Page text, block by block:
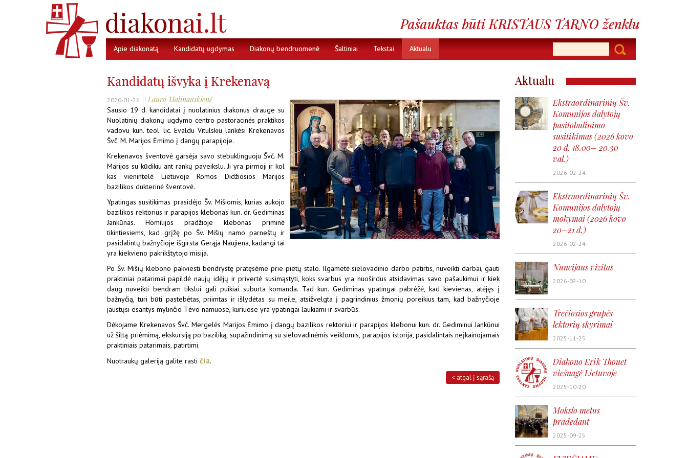
Apie diakonatą Kandidatų ugdymas Diakonų bendruomenė Šaltiniai Tekstai Aktualu
Kandidatų išvyka į Krekenavą
2020-01-26 || Laura Malinauskienė
Sausio 19 d. kandidatai į nuolatinius diakonus drauge su
Nuolatinių diakonų ugdymo centro pastoracinės praktikos
vadovu kun. teol. lic. Evaldu Vitulskiu lankėsi Krekenavos
Švč. M. Marijos Ėmimo į dangų parapijoje.
Krekenavos šventovė garsėja savo stebuklinguoju Švč. M.
Marijos su kūdikiu ant rankų paveikslu. Ji yra pirmoji ir kol
kas vienintelė Lietuvoje Romos Didžiosios Marijos
bazilikos dukterinė šventovė.
Ypatingas susitikimas prasidėjo Šv. Mišiomis, kurias aukojo
bazilikos rektorius ir parapijos klebonas kun. dr. Gediminas
Jankūnas. Homilijos pradžioje klebonas priminė
tikintiesiems, kad grįžę po Šv. Mišių namo parneštų ir
pasidalintų bažnyčioje išgirsta Gerąja Naujiena, kadangi tai
yra kiekvieno pakrikštytojo misija.
Po Šv. Mišių klebono pakviesti bendrystę pratęsėme prie pietų stalo. Ilgametė sielovadinio darbo patirtis, nuveikti darbai, gauti
praktiniai patarimai papildė naujų idėjų ir privertė susimąstyti, koks svarbus yra nuoširdus atsidavimas savo pašaukimui ir kiek
daug nuveikti bendram tikslui gali puikiai suburta komanda. Tad kun. Gediminas ypatingai pabrėžė, kad kievienas, atėjęs į
bažnyčią, turi būti pastebėtas, priimtas ir išlydėtas su meile, atsižvelgta į pagrindinius žmonių poreikius tam, kad bažnyčioje
jaustųsi esantys mylinčio Tėvo namuose, kuriuose yra ypatingai laukiami ir svarbūs.
Dėkojame Krekenavos Švč. Mergelės Marijos Ėmimo į dangų bazilikos rektoriui ir parapijos klebonui kun. dr. Gediminui Jankūnui
už šiltą priėmimą, ekskursiją po baziliką, supažindinimą su sielovadinėmis veiklomis, parapijos istorija, pasidalintais neįkainojamais
praktiniais patarimais, patirtimi.
Nuotraukų galeriją galite rasti čia.
< atgal į sąrašą
Aktualu
Ekstraordinarinių Šv.
Komunijos dalytojų
pasitobulinimo
susitikimas (2026 kovo
20 d. 18.00– 20.30
val.)
2026-02-24
Ekstraordinarinių Šv.
Komunijos dalytojų
mokymai (2026 kovo
20–21 d.)
2026-02-24
Nuncijaus vizitas
2026-02-10
Trečiosios grupės
lektorių skyrimai
2025-11-25
Diakono Erik Thouet
viešnagė Lietuvoje
2025-10-20
Mokslo metus
pradedant
2025-09-25